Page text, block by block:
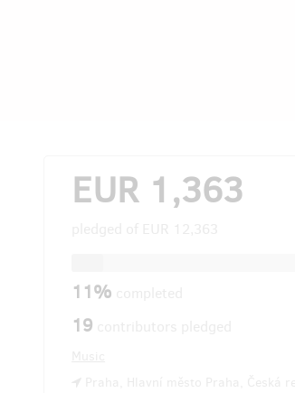
EUR 1,363
11%
19